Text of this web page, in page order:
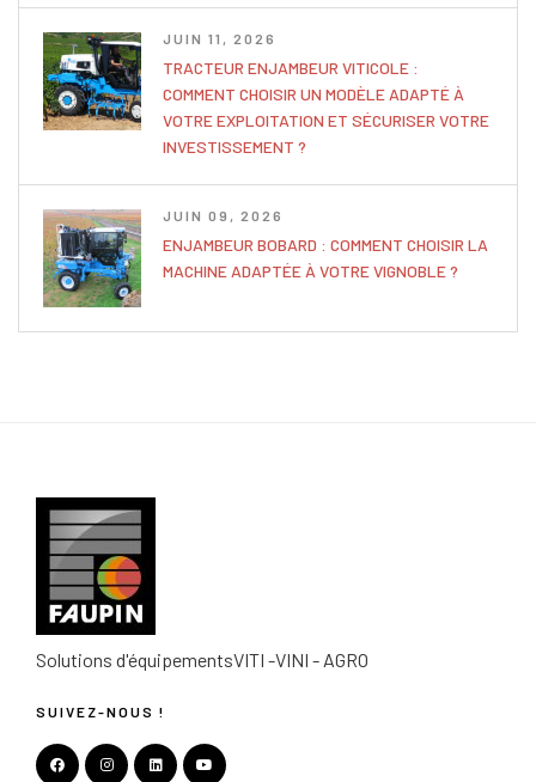
TRACTEUR ENJAMBEUR VITICOLE :
COMMENT CHOISIR UN MODÈLE ADAPTÉ À
VOTRE EXPLOITATION ET SÉCURISER VOTRE
INVESTISSEMENT ?
JUIN 11, 2026
ENJAMBEUR BOBARD : COMMENT CHOISIR LA
MACHINE ADAPTÉE À VOTRE VIGNOBLE ?
JUIN 09, 2026
Solutions d'équipementsVITI -VINI - AGRO
SUIVEZ-NOUS !